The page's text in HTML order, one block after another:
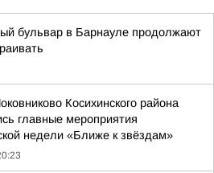
бульвар в Барнауле продолжают
Косихинского района
главные мероприятия
недели «Ближе к звёздам»